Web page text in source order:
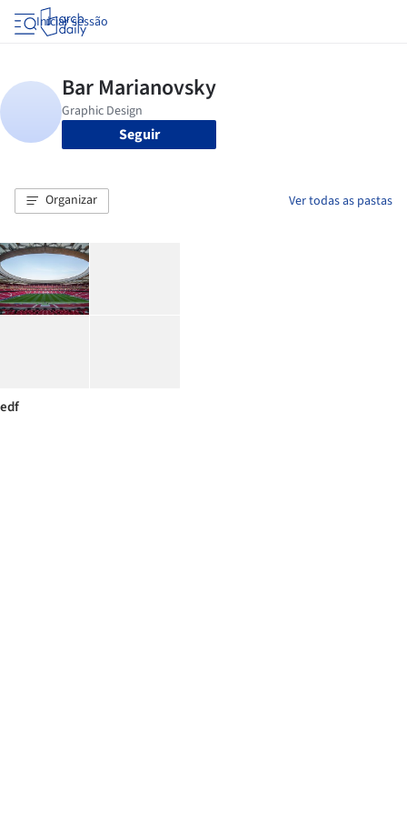
Iniciar sessão
Seguir
Organizar Ver todas as pastas
edf